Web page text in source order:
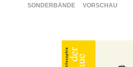
SONDERBÄNDE
VORSCHAU